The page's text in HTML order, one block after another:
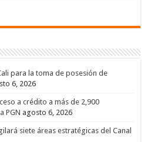
para la toma de posesión de
6, 2026
a crédito a más de 2,900
PGN agosto 6, 2026
siete áreas estratégicas del Canal